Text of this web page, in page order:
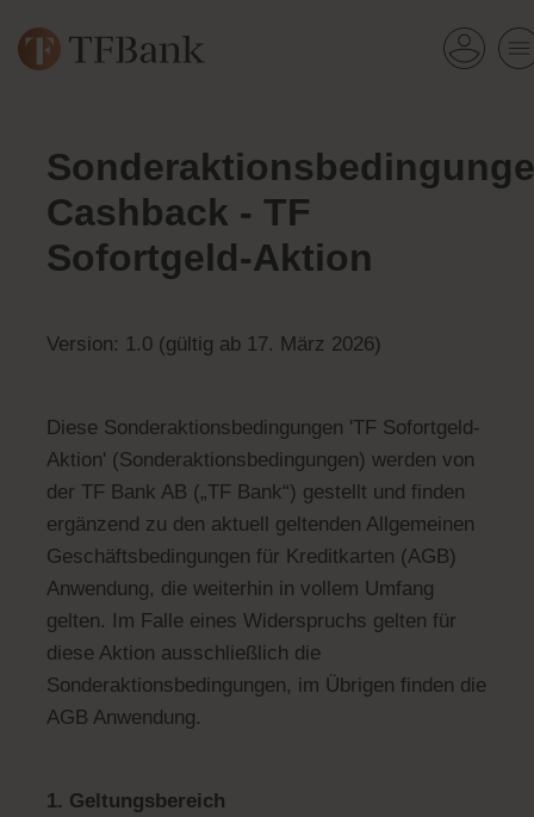
Cashback - TF
Sofortgeld-Aktion
Version: 1.0 (gültig ab 17. März 2026)
Diese Sonderaktionsbedingungen 'TF Sofortgeld-
Aktion' (Sonderaktionsbedingungen) werden von
der TF Bank AB („TF Bank“) gestellt und finden
ergänzend zu den aktuell geltenden Allgemeinen
Geschäftsbedingungen für Kreditkarten (AGB)
Anwendung, die weiterhin in vollem Umfang
gelten. Im Falle eines Widerspruchs gelten für
diese Aktion ausschließlich die
Sonderaktionsbedingungen, im Übrigen finden die
AGB Anwendung.
1. Geltungsbereich